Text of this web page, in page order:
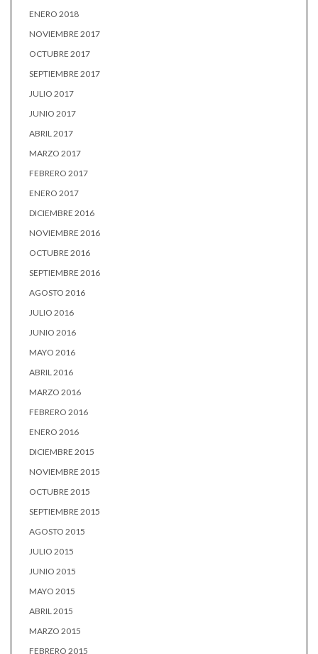
ENERO 2018
NOVIEMBRE 2017
OCTUBRE 2017
SEPTIEMBRE 2017
JULIO 2017
JUNIO 2017
ABRIL 2017
MARZO 2017
FEBRERO 2017
ENERO 2017
DICIEMBRE 2016
NOVIEMBRE 2016
OCTUBRE 2016
SEPTIEMBRE 2016
AGOSTO 2016
JULIO 2016
JUNIO 2016
MAYO 2016
ABRIL 2016
MARZO 2016
FEBRERO 2016
ENERO 2016
DICIEMBRE 2015
NOVIEMBRE 2015
OCTUBRE 2015
SEPTIEMBRE 2015
AGOSTO 2015
JULIO 2015
JUNIO 2015
MAYO 2015
ABRIL 2015
MARZO 2015
FEBRERO 2015